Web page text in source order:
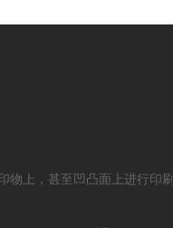
物上，甚至凹凸面上进行印